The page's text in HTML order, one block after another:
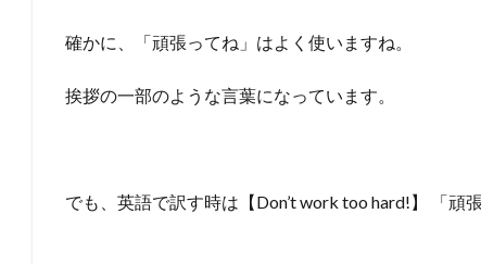
確かに、「頑張ってね」はよく使いますね。
挨拶の一部のような言葉になっています。
でも、英語で訳す時は【Don’t work too hard!】 「頑